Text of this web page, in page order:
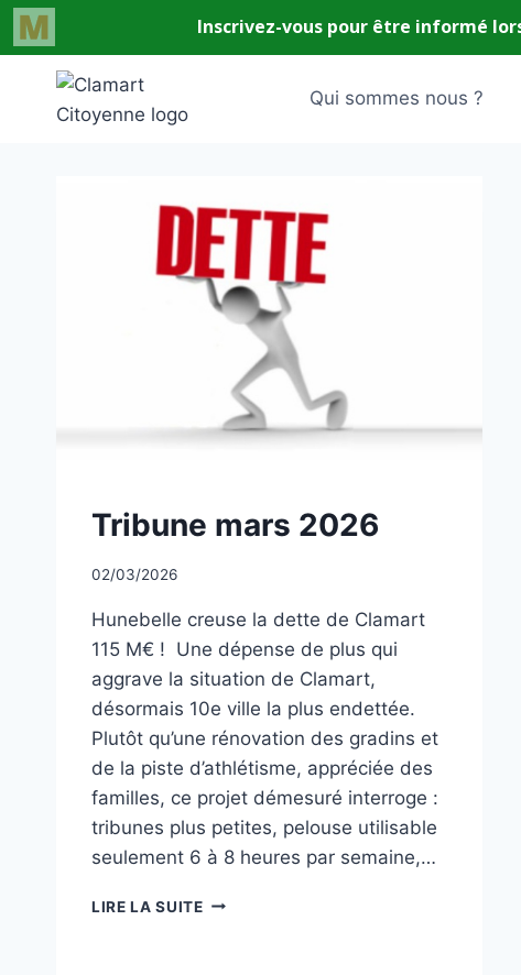
contenu
Qui sommes nous ?
NON
CLASSÉ
Tribune mars 2026
Par
02/03/2026
Hunebelle creuse la dette de Clamart
115 M€ ! Une dépense de plus qui
aggrave la situation de Clamart,
désormais 10e ville la plus endettée.
Plutôt qu’une rénovation des gradins et
de la piste d’athlétisme, appréciée des
familles, ce projet démesuré interroge :
tribunes plus petites, pelouse utilisable
seulement 6 à 8 heures par semaine,…
LIRE LA SUITETRIBUNE